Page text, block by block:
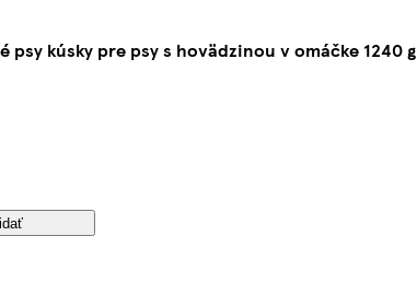
psy kúsky pre psy s hovädzinou v omáčke 1240 g